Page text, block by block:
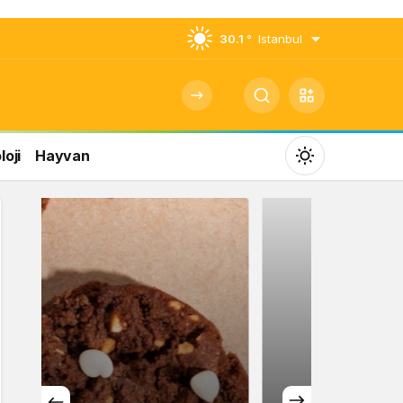
30.1 ° Istanbul
Hayvan
Mod
değiştir
Gündüz Modu
Gündüz modunu seçin.
Gece Modu
Gece modunu seçin.